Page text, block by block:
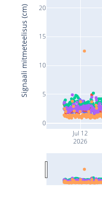
Jul 12
2026
0
5
10
15
20
Signaali mitmeteelisus (cm)